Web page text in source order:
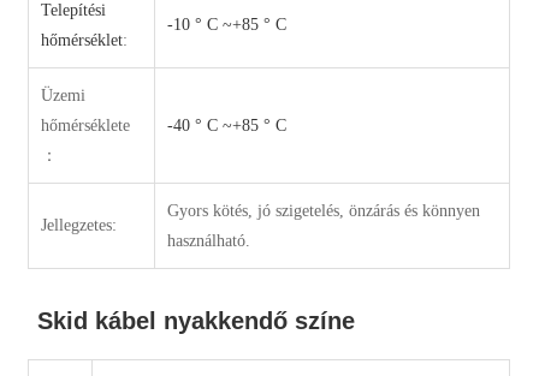
Telepítési
hőmérséklet:
-10 ° C ~+85 ° C
Üzemi
hőmérséklete
：
-40 ° C ~+85 ° C
Jellegzetes:
Gyors kötés, jó szigetelés, önzárás és könnyen
használható.
Skid kábel nyakkendő színe